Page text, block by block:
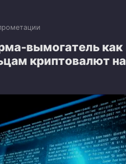
вымогатель как
криптовалют на